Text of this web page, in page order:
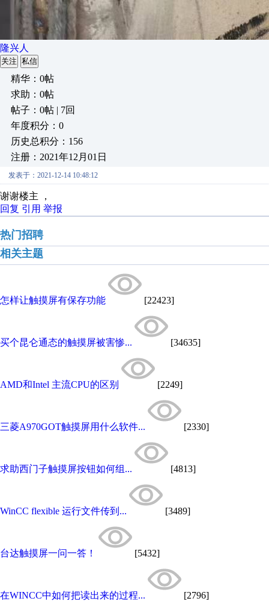
隆兴人
关注 私信
精华：0帖
求助：0帖
帖子：0帖 | 7回
年度积分：0
历史总积分：156
注册：2021年12月01日
发表于：2021-12-14 10:48:12
谢谢楼主 ，
回复 引用 举报
热门招聘
相关主题
怎样让触摸屏有保存功能 [22423]
买个昆仑通态的触摸屏被害惨... [34635]
AMD和Intel 主流CPU的区别 [2249]
三菱A970GOT触摸屏用什么软件... [2330]
求助西门子触摸屏按钮如何组... [4813]
WinCC flexible 运行文件传到... [3489]
台达触摸屏一问一答！ [5432]
在WINCC中如何把读出来的过程... [2796]